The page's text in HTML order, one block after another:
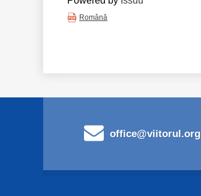
Română
office@viitorul.org